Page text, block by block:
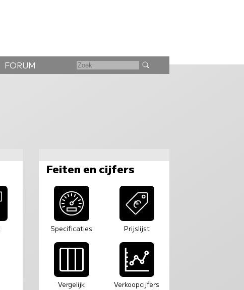
FORUM
Feiten en cijfers
Specificaties Prijslijst
Vergelijk Verkoopcijfers